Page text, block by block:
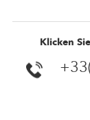
Klicken